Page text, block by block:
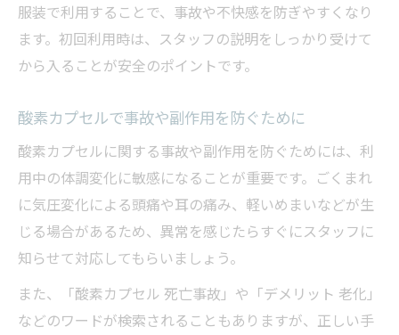
服装で利用することで、事故や不快感を防ぎやすくなり
ます。初回利用時は、スタッフの説明をしっかり受けて
から入ることが安全のポイントです。
酸素カプセルで事故や副作用を防ぐために
酸素カプセルに関する事故や副作用を防ぐためには、利
用中の体調変化に敏感になることが重要です。ごくまれ
に気圧変化による頭痛や耳の痛み、軽いめまいなどが生
じる場合があるため、異常を感じたらすぐにスタッフに
知らせて対応してもらいましょう。
また、「酸素カプセル 死亡事故」や「デメリット 老化」
などのワードが検索されることもありますが、正しい手